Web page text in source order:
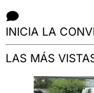
INICIA LA
LAS MÁS